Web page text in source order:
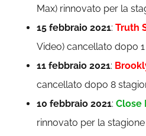
Max) rinnovato per la
15 febbraio 2021:Truth
Video) cancellato dopo
11 febbraio 2021:
cancellato dopo 8
10 febbraio 2021:Close
rinnovato per la